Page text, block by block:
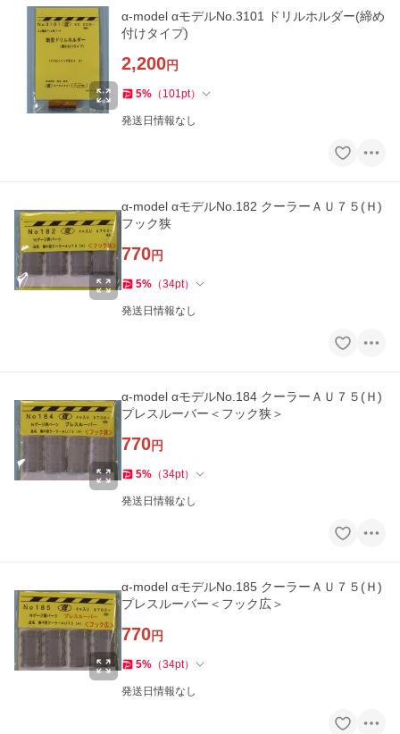
α-model αモデルNo.3101 ドリルホルダー(締め
付けタイプ)
2,200円
5% （ 101pt）
発送日情報なし
α-model αモデルNo.182 クーラーＡＵ７５(Ｈ)
フック狭
770円
5% （34pt）
発送日情報なし
α-model αモデルNo.184 クーラーＡＵ７５(Ｈ)
プレスルーバー＜フック狭＞
770円
5% （34pt）
発送日情報なし
α-model αモデルNo.185 クーラーＡＵ７５(Ｈ)
プレスルーバー＜フック広＞
770円
5% （34pt）
発送日情報なし